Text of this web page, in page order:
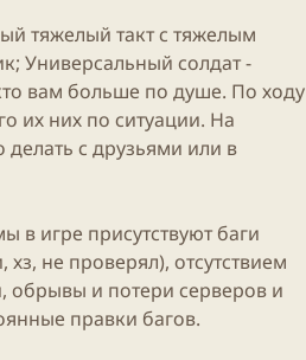
тяжелый такт с тяжелым
Универсальный солдат -
вам больше по душе. По ходу
их них по ситуации. На
с друзьями или в
в игре присутствуют баги
не проверял), отсутствием
обрывы и потери серверов и
правки багов.​